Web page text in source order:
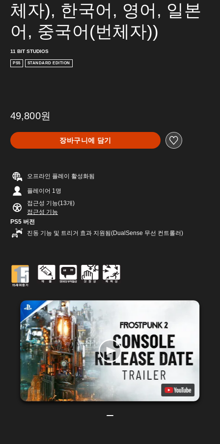
체자), 한국어, 영어, 일본
어, 중국어(번체자))
11 BIT STUDIOS
PS5 STANDARD EDITION
49,800원
장바구니에 담기
오프라인 플레이 활성화됨
플레이어 1명
접근성 기능(13개)
접근성 기능
PS5 버전
진동 기능 및 트리거 효과 지원됨(DualSense 무선 컨트롤러)